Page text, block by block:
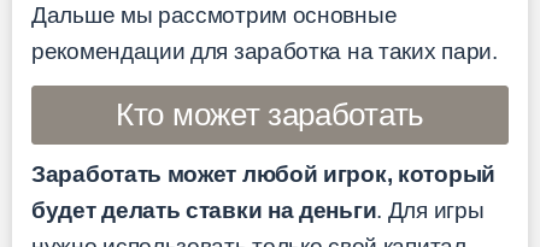
Дальше мы рассмотрим основные
рекомендации для заработка на таких пари.
Кто может заработать
Заработать может любой игрок, который
будет делать ставки на деньги. Для игры